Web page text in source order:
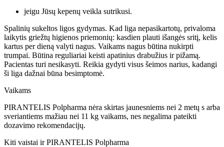
jeigu Jūsų kepenų veikla sutrikusi.
Spalinių sukeltos ligos gydymas. Kad liga nepasikartotų, privaloma
laikytis griežtų higienos priemonių: kasdien plauti išangės sritį, kelis
kartus per dieną valyti nagus. Vaikams nagus būtina nukirpti
trumpai. Būtina reguliariai keisti apatinius drabužius ir pižamą.
Pacientas turi nesikasyti. Reikia gydyti visus šeimos narius, kadangi
ši liga dažnai būna besimptomė.
Vaikams
PIRANTELIS Polpharma nėra skirtas jaunesniems nei 2 metų s arba
sveriantiems mažiau nei 11 kg vaikams, nes negalima pateikti
dozavimo rekomendacijų.
Kiti vaistai ir PIRANTELIS Polpharma